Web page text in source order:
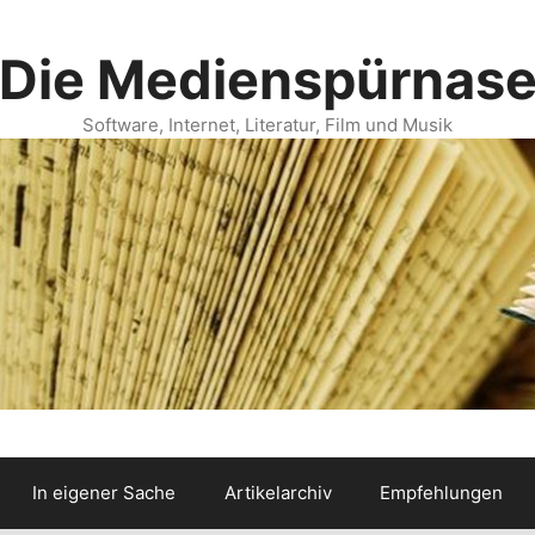
Die
Software, Internet, Literatur, Film und Musik
In eigener Sache Artikelarchiv Empfehlungen